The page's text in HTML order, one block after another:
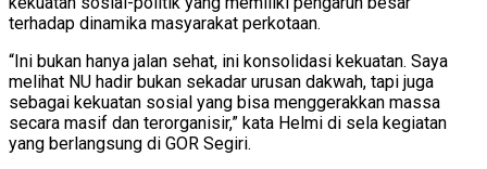
terhadap dinamika masyarakat perkotaan.
“Ini bukan hanya jalan sehat, ini konsolidasi kekuatan. Saya
melihat NU hadir bukan sekadar urusan dakwah, tapi juga
sebagai kekuatan sosial yang bisa menggerakkan massa
secara masif dan terorganisir,” kata Helmi di sela kegiatan
yang berlangsung di GOR Segiri.